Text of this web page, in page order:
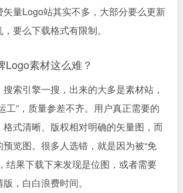
量Logo站其实不多，大部分要么更新
要么下载格式有限制。
Logo素材这么难？
索引擎一搜，出来的大多是素材站，
工”，质量参差不齐。用户真正需要的
格式清晰、版权相对明确的矢量图，而
览图。很多人选错，就是因为被“免
结果下载下来发现是位图，或者需要
，白白浪费时间。